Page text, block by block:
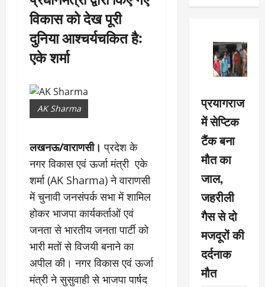
विकास को देख पूरी
दुनिया आश्चर्यचकित है:
एके शर्मा
AK Sharma
लखनऊ/वाराणसी। प्रदेश के
नगर विकास एवं ऊर्जा मंत्री एके
शर्मा (AK Sharma) ने वाराणसी
में चुनावी जनसंपर्क सभा में शामिल
होकर भाजपा कार्यकर्ताओं एवं
जनता से भारतीय जनता पार्टी को
भारी मतों से विजयी बनाने का
अपील की। नगर विकास एवं ऊर्जा
मंत्री ने सुसुवाही से भाजपा पार्षद
प्रयागराज
में सेप्टिक
टैंक बना
मौत का
जाल,
जहरीली
गैस से दो
मजदूरों की
दर्दनाक
मौत